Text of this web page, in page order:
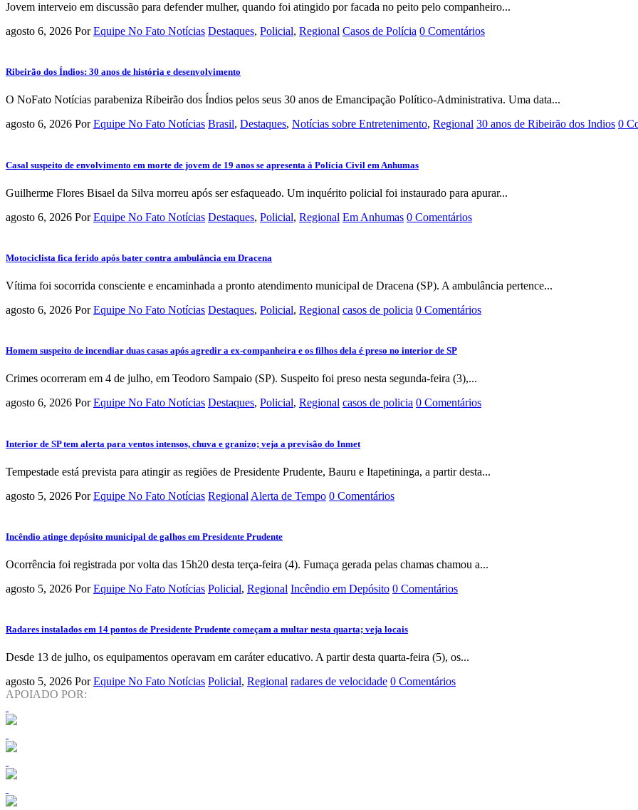
Jovem interveio em discussão para defender mulher, quando foi atingido por facada no peito pelo companheiro...
agosto 6, 2026 Por Equipe No Fato Notícias Destaques, Policial, Regional Casos de Polícia 0 Comentários
Ribeirão dos Índios: 30 anos de história e desenvolvimento
O NoFato Notícias parabeniza Ribeirão dos Índios pelos seus 30 anos de Emancipação Político-Administrativa. Uma data...
agosto 6, 2026 Por Equipe No Fato Notícias Brasil, Destaques, Notícias sobre Entretenimento, Regional 30 anos de Ribeirão dos Indios 0
Casal suspeito de envolvimento em morte de jovem de 19 anos se apresenta à Polícia Civil em Anhumas
Guilherme Flores Bisael da Silva morreu após ser esfaqueado. Um inquérito policial foi instaurado para apurar...
agosto 6, 2026 Por Equipe No Fato Notícias Destaques, Policial, Regional Em Anhumas 0 Comentários
Motociclista fica ferido após bater contra ambulância em Dracena
Vítima foi socorrida consciente e encaminhada a pronto atendimento municipal de Dracena (SP). A ambulância pertence...
agosto 6, 2026 Por Equipe No Fato Notícias Destaques, Policial, Regional casos de policia 0 Comentários
Homem suspeito de incendiar duas casas após agredir a ex-companheira e os filhos dela é preso no interior de SP
Crimes ocorreram em 4 de julho, em Teodoro Sampaio (SP). Suspeito foi preso nesta segunda-feira (3),...
agosto 6, 2026 Por Equipe No Fato Notícias Destaques, Policial, Regional casos de policia 0 Comentários
Interior de SP tem alerta para ventos intensos, chuva e granizo; veja a previsão do Inmet
Tempestade está prevista para atingir as regiões de Presidente Prudente, Bauru e Itapetininga, a partir desta...
agosto 5, 2026 Por Equipe No Fato Notícias Regional Alerta de Tempo 0 Comentários
Incêndio atinge depósito municipal de galhos em Presidente Prudente
Ocorrência foi registrada por volta das 15h20 desta terça-feira (4). Fumaça gerada pelas chamas chamou a...
agosto 5, 2026 Por Equipe No Fato Notícias Policial, Regional Incêndio em Depósito 0 Comentários
Radares instalados em 14 pontos de Presidente Prudente começam a multar nesta quarta; veja locais
Desde 13 de julho, os equipamentos operavam em caráter educativo. A partir desta quarta-feira (5), os...
agosto 5, 2026 Por Equipe No Fato Notícias Policial, Regional radares de velocidade 0 Comentários
APOIADO POR: